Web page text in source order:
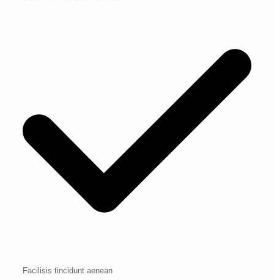
Facilisis tincidunt aenean